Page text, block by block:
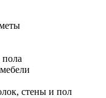
стены и пол